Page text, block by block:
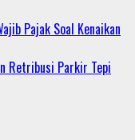
Pajak Soal Kenaikan
Retribusi Parkir Tepi